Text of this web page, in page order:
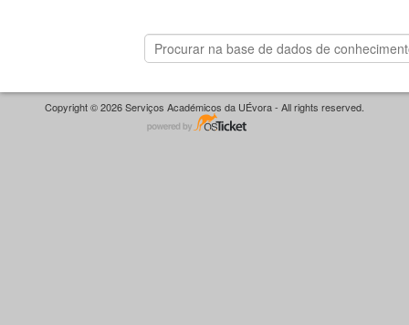
Copyright © 2026 Serviços Académicos da UÉvora - All rights reserved.